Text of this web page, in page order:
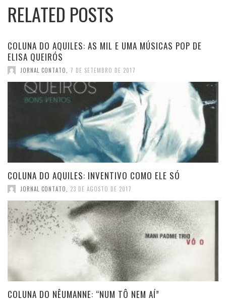
RELATED POSTS
COLUNA DO AQUILES: AS MIL E UMA MÚSICAS POP DE
ELISA QUEIRÓS
JORNAL CONTATO 7 DE SETEMBRO DE 2017
COLUNA DO AQUILES: INVENTIVO COMO ELE SÓ
JORNAL CONTATO 23 DE AGOSTO DE 2017
COLUNA DO NÊUMANNE: “NUM TÔ NEM AÍ”